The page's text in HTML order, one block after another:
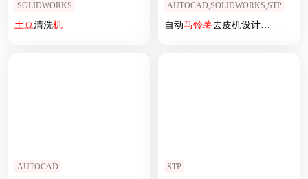
SOLIDWORKS
土豆清洗机
AUTOCAD,SOLIDWORKS,STP
自动马铃薯去皮机设计（
AUTOCAD STP